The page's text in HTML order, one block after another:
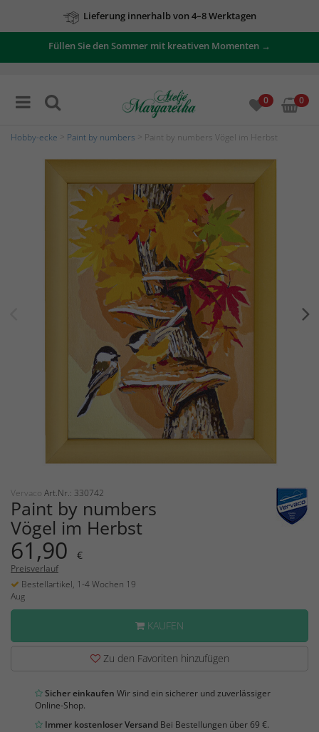
Lieferung innerhalb von 4–8 Werktagen
Füllen Sie den Sommer mit kreativen Momenten →
0 0
Hobby-ecke Paint by numbers > Paint by numbers Vögel im Herbst
Vervaco Art.Nr.: 330742
Paint by numbers
Vögel im Herbst
61,90 €
Preisverlauf
Bestellartikel, 1-4 Wochen 19
Aug
KAUFEN
Zu den Favoriten hinzufügen
Sicher einkaufen Wir sind ein sicherer und zuverlässiger
Online-Shop.
Immer kostenloser Versand Bei Bestellungen über 69 €.